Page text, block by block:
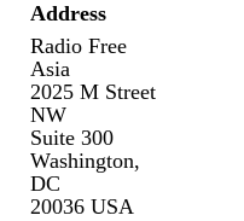
window
Address
Radio Free
Asia
2025 M Street
NW
Suite 300
Washington,
DC
20036 USA